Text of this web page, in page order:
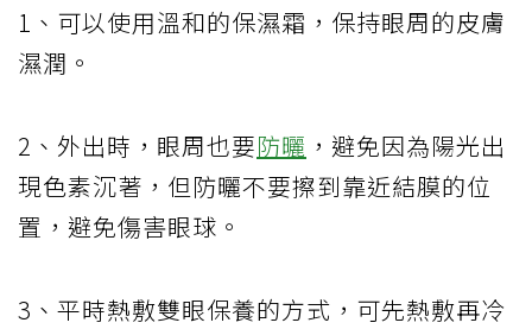
1、可以使用溫和的保濕霜，保持眼周的皮膚
濕潤。
2、外出時，眼周也要防曬 ，避免因為陽光出
現色素沉著，但防曬不要擦到靠近結膜的位
置，避免傷害眼球。
3、平時熱敷雙眼保養的方式，可先熱敷再冷